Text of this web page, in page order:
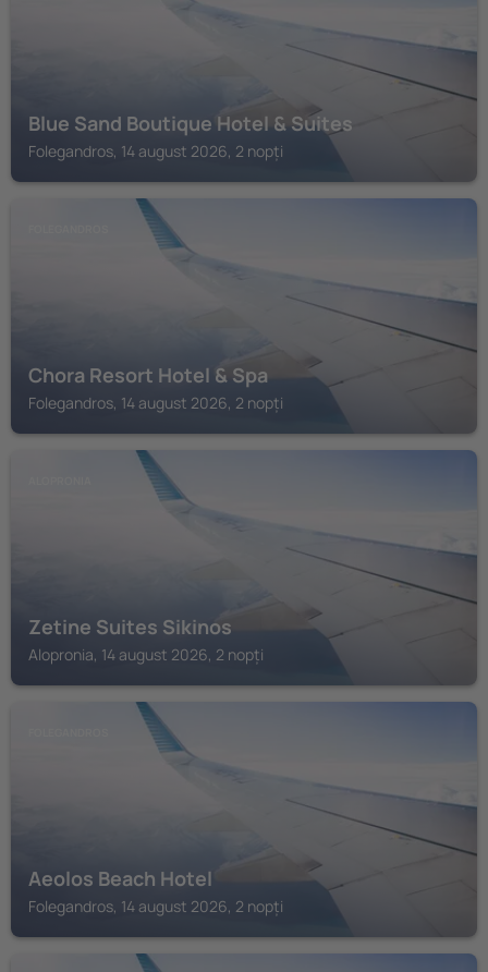
Blue Sand Boutique Hotel & Suites
Folegandros, 14 august 2026, 2 nopți
Chora Resort Hotel & Spa
Folegandros, 14 august 2026, 2 nopți
Zetine Suites Sikinos
Alopronia, 14 august 2026, 2 nopți
Aeolos Beach Hotel
Folegandros, 14 august 2026, 2 nopți